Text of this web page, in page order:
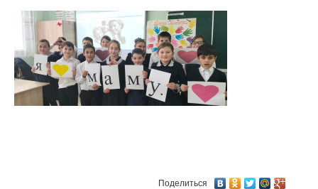
Поделиться